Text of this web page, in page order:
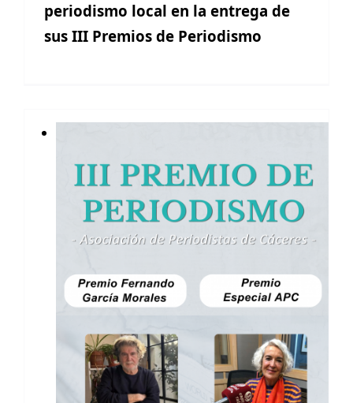
periodismo local en la entrega de
sus III Premios de Periodismo